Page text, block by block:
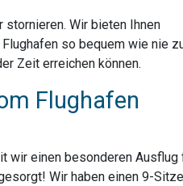
stornieren. Wir bieten Ihnen
so bequem wie nie
Zeit erreichen können.
Flughafen
wir einen besonderen Ausflug
Wir haben einen 9-